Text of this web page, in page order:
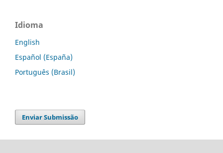
Idioma
English
Español (España)
Português (Brasil)
Enviar Submissão